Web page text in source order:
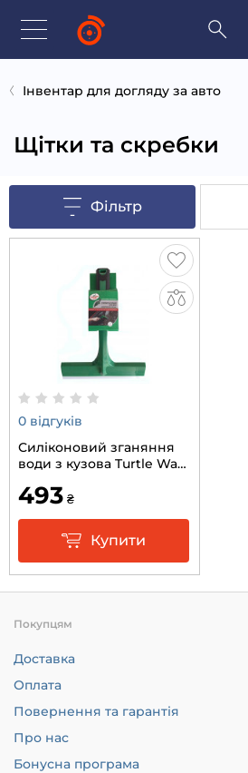
Інвентар для догляду за авто
Щітки та скребки
Фільтр
0 відгуків
Силіконовий зганяння
води з кузова Turtle Wax
493 ₴
Купити
Покупцям
Доставка
Оплата
Повернення та гарантія
Про нас
Бонусна програма